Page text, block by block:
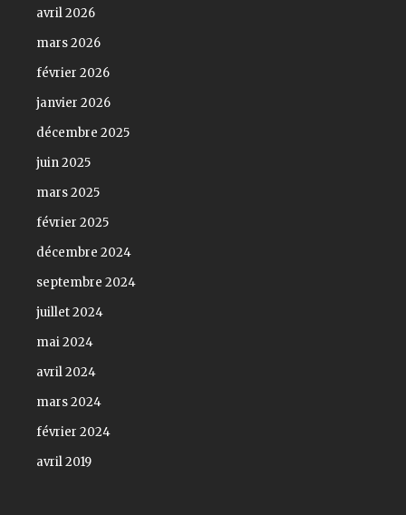
avril 2026
mars 2026
février 2026
janvier 2026
décembre 2025
juin 2025
mars 2025
février 2025
décembre 2024
septembre 2024
juillet 2024
mai 2024
avril 2024
mars 2024
février 2024
avril 2019